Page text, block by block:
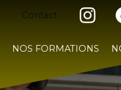
Contact
NOS FORMATIONS